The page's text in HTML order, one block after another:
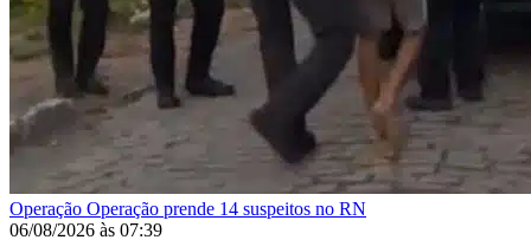
Operação Operação prende 14 suspeitos no RN
06/08/2026 às 07:39